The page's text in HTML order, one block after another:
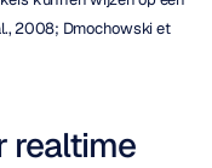
2008; Dmochowski et
realtime